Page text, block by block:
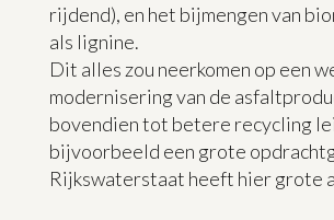
rijdend), en het bijmengen van
als lignine.
Dit alles zou neerkomen op een
modernisering van de
bovendien tot betere recycling
bijvoorbeeld een grote
Rijkswaterstaat heeft hier grote